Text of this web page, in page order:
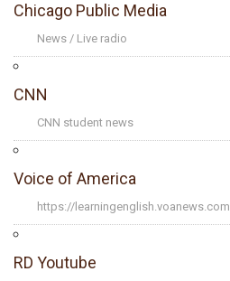
Chicago Public Media
News / Live radio
CNN
CNN student news
Voice of America
https://learningenglish.voanews.com
RD Youtube